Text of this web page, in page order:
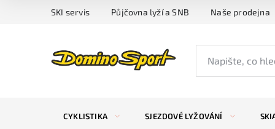
SKI servis Půjčovna lyží a SNB Naše prodejna
CYKLISTIKA SJEZDOVÉ LYŽOVÁNÍ